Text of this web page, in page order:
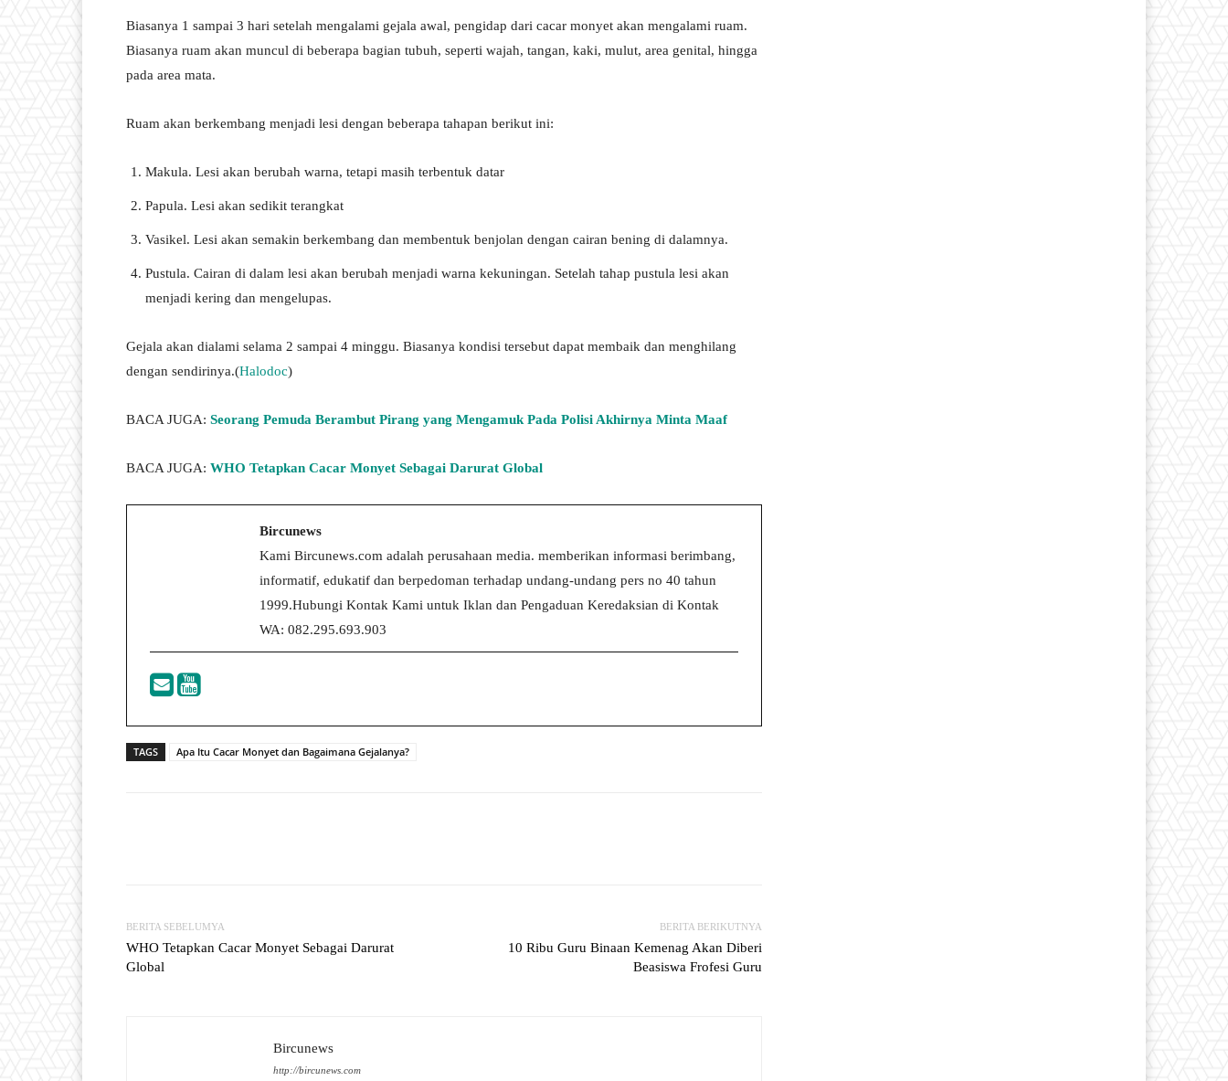
Biasanya 1 sampai 3 hari setelah mengalami gejala awal, pengidap dari cacar monyet akan mengalami ruam.
Biasanya ruam akan muncul di beberapa bagian tubuh, seperti wajah, tangan, kaki, mulut, area genital, hingga
pada area mata.
Ruam akan berkembang menjadi lesi dengan beberapa tahapan berikut ini:
Makula. Lesi akan berubah warna, tetapi masih terbentuk datar
Papula. Lesi akan sedikit terangkat
Vasikel. Lesi akan semakin berkembang dan membentuk benjolan dengan cairan bening di dalamnya.
Pustula. Cairan di dalam lesi akan berubah menjadi warna kekuningan. Setelah tahap pustula lesi akan
menjadi kering dan mengelupas.
Gejala akan dialami selama 2 sampai 4 minggu. Biasanya kondisi tersebut dapat membaik dan menghilang
dengan sendirinya.(Halodoc)
BACA JUGA: Seorang Pemuda Berambut Pirang yang Mengamuk Pada Polisi Akhirnya Minta Maaf
BACA JUGA: WHO Tetapkan Cacar Monyet Sebagai Darurat Global
Bircunews
Kami Bircunews.com adalah perusahaan media. memberikan informasi berimbang,
informatif, edukatif dan berpedoman terhadap undang-undang pers no 40 tahun
1999.Hubungi Kontak Kami untuk Iklan dan Pengaduan Keredaksian di Kontak
WA: 082.295.693.903
TAGS Apa Itu Cacar Monyet dan Bagaimana Gejalanya?
BERITA SEBELUMYA
WHO Tetapkan Cacar Monyet Sebagai Darurat
Global
BERITA BERIKUTNYA
10 Ribu Guru Binaan Kemenag Akan Diberi
Beasiswa Frofesi Guru
Bircunews
http://bircunews.com